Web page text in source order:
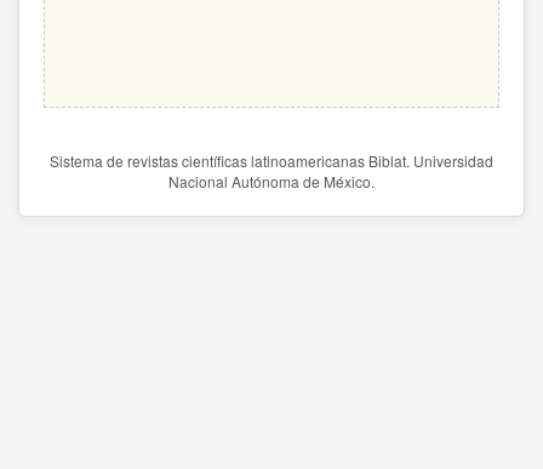
Sistema de revistas científicas latinoamericanas Biblat. Universidad
Nacional Autónoma de México.